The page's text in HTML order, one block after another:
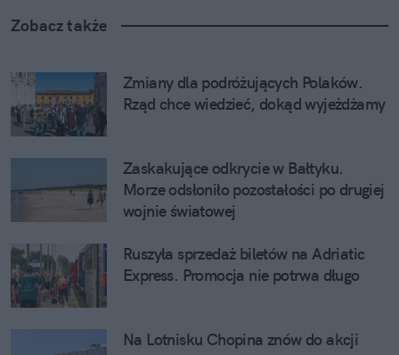
Zobacz także
Zmiany dla podróżujących Polaków.
Rząd chce wiedzieć, dokąd wyjeżdżamy
Zaskakujące odkrycie w Bałtyku.
Morze odsłoniło pozostałości po drugiej
wojnie światowej
Ruszyła sprzedaż biletów na Adriatic
Express. Promocja nie potrwa długo
Na Lotnisku Chopina znów do akcji